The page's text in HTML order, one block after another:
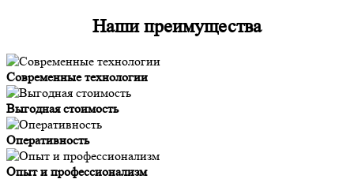
Наши преимущества
Современные технологии
Выгодная стоимость
Оперативность
Опыт и профессионализм